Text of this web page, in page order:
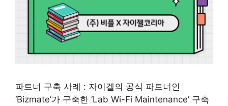
파트너 구축 사례 : 자이겔의 공식 파트너인
‘Bizmate’가 구축한 ‘Lab Wi-Fi Maintenance’ 구축